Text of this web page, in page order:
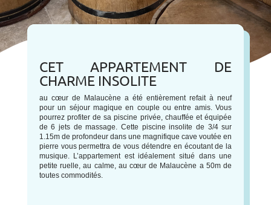
CET APPARTEMENT DE
CHARME INSOLITE
au cœur de Malaucène a été entièrement refait à neuf
pour un séjour magique en couple ou entre amis. Vous
pourrez profiter de sa piscine privée, chauffée et équipée
de 6 jets de massage. Cette piscine insolite de 3/4 sur
1.15m de profondeur dans une magnifique cave voutée en
pierre vous permettra de vous détendre en écoutant de la
musique. L’appartement est idéalement situé dans une
petite ruelle, au calme, au cœur de Malaucène a 50m de
toutes commodités.